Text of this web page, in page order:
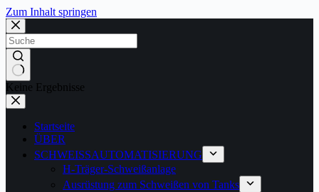
Zum Inhalt springen
Keine Ergebnisse
Startseite
ÜBER
SCHWEISSAUTOMATISIERUNG
H-Träger-Schweißanlage
Ausrüstung zum Schweißen von Tanks